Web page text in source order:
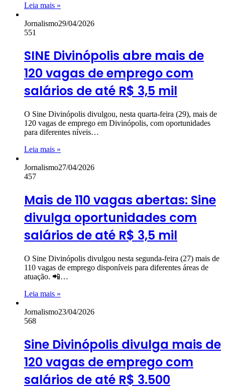
Leia mais »
Jornalismo29/04/2026
551
SINE Divinópolis abre mais de
120 vagas de emprego com
salários de até R$ 3,5 mil
O Sine Divinópolis divulgou, nesta quarta-feira (29), mais de
120 vagas de emprego em Divinópolis, com oportunidades
para diferentes níveis…
Leia mais »
Jornalismo27/04/2026
457
Mais de 110 vagas abertas: Sine
divulga oportunidades com
salários de até R$ 3,5 mil
O Sine Divinópolis divulgou nesta segunda-feira (27) mais de
110 vagas de emprego disponíveis para diferentes áreas de
atuação. 📲…
Leia mais »
Jornalismo23/04/2026
568
Sine Divinópolis divulga mais de
120 vagas de emprego com
salários de até R$ 3.500